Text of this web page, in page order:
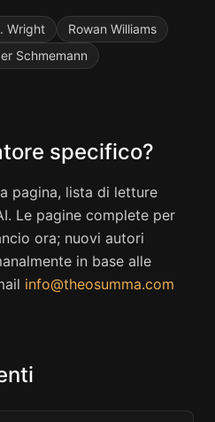
Wright
Rowan Williams
Schmemann
specifico?
pagina, lista di letture
Le pagine complete per
ora; nuovi autori
in base alle
info@theosumma.com